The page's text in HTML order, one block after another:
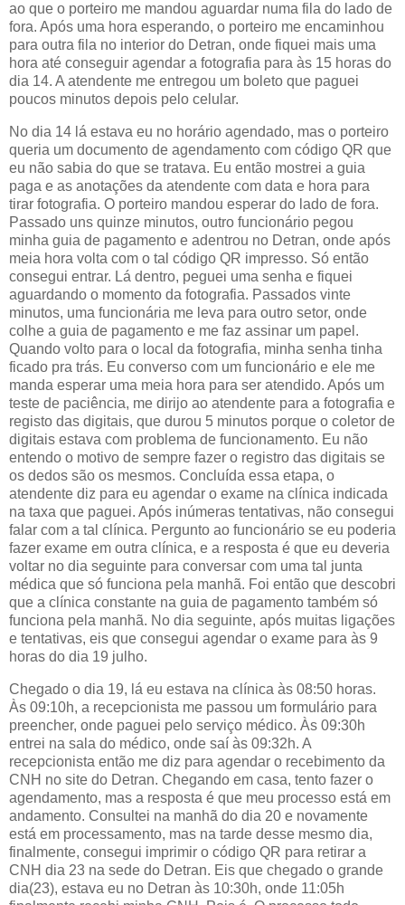
ao que o porteiro me mandou aguardar numa fila do lado de
fora. Após uma hora esperando, o porteiro me encaminhou
para outra fila no interior do Detran, onde fiquei mais uma
hora até conseguir agendar a fotografia para às 15 horas do
dia 14. A atendente me entregou um boleto que paguei
poucos minutos depois pelo celular.
No dia 14 lá estava eu no horário agendado, mas o porteiro
queria um documento de agendamento com código QR que
eu não sabia do que se tratava. Eu então mostrei a guia
paga e as anotações da atendente com data e hora para
tirar fotografia. O porteiro mandou esperar do lado de fora.
Passado uns quinze minutos, outro funcionário pegou
minha guia de pagamento e adentrou no Detran, onde após
meia hora volta com o tal código QR impresso. Só então
consegui entrar. Lá dentro, peguei uma senha e fiquei
aguardando o momento da fotografia. Passados vinte
minutos, uma funcionária me leva para outro setor, onde
colhe a guia de pagamento e me faz assinar um papel.
Quando volto para o local da fotografia, minha senha tinha
ficado pra trás. Eu converso com um funcionário e ele me
manda esperar uma meia hora para ser atendido. Após um
teste de paciência, me dirijo ao atendente para a fotografia e
registo das digitais, que durou 5 minutos porque o coletor de
digitais estava com problema de funcionamento. Eu não
entendo o motivo de sempre fazer o registro das digitais se
os dedos são os mesmos. Concluída essa etapa, o
atendente diz para eu agendar o exame na clínica indicada
na taxa que paguei. Após inúmeras tentativas, não consegui
falar com a tal clínica. Pergunto ao funcionário se eu poderia
fazer exame em outra clínica, e a resposta é que eu deveria
voltar no dia seguinte para conversar com uma tal junta
médica que só funciona pela manhã. Foi então que descobri
que a clínica constante na guia de pagamento também só
funciona pela manhã. No dia seguinte, após muitas ligações
e tentativas, eis que consegui agendar o exame para às 9
horas do dia 19 julho.
Chegado o dia 19, lá eu estava na clínica às 08:50 horas.
Às 09:10h, a recepcionista me passou um formulário para
preencher, onde paguei pelo serviço médico. Às 09:30h
entrei na sala do médico, onde saí às 09:32h. A
recepcionista então me diz para agendar o recebimento da
CNH no site do Detran. Chegando em casa, tento fazer o
agendamento, mas a resposta é que meu processo está em
andamento. Consultei na manhã do dia 20 e novamente
está em processamento, mas na tarde desse mesmo dia,
finalmente, consegui imprimir o código QR para retirar a
CNH dia 23 na sede do Detran. Eis que chegado o grande
dia(23), estava eu no Detran às 10:30h, onde 11:05h